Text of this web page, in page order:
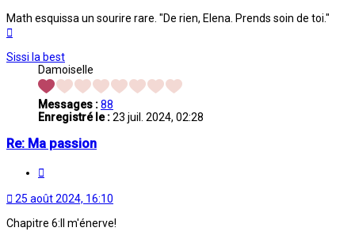
Math esquissa un sourire rare. "De rien, Elena. Prends soin de toi."
Sissi la best
Damoiselle
Messages :88
Enregistré le :23 juil. 2024, 02:28
Re: Ma passion
25 août 2024, 16:10
Chapitre 6:Il m'énerve!